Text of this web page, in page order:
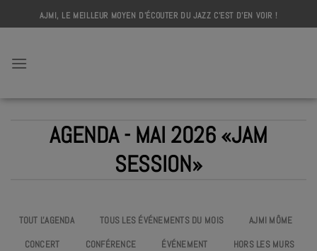
to
AJMI, LE MEILLEUR MOYEN D'ÉCOUTER DU JAZZ C'EST D'EN VOIR !
AGENDA - MAI 2026 «JAM
SESSION»
TOUT L'AGENDA TOUS LES ÉVÉNEMENTS DU MOIS
AJMI MÔME
CONCERT
CONFÉRENCE ÉVÉNEMENT
HORS LES MURS